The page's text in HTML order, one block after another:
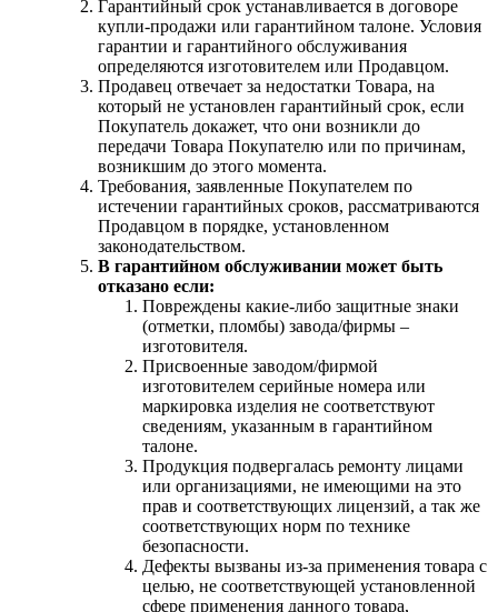
Гарантийный срок устанавливается в договоре
купли-продажи или гарантийном талоне. Условия
гарантии и гарантийного обслуживания
определяются изготовителем или Продавцом.
Продавец отвечает за недостатки Товара, на
который не установлен гарантийный срок, если
Покупатель докажет, что они возникли до
передачи Товара Покупателю или по причинам,
возникшим до этого момента.
Требования, заявленные Покупателем по
истечении гарантийных сроков, рассматриваются
Продавцом в порядке, установленном
законодательством.
В гарантийном обслуживании может быть
отказано если:
Повреждены какие-либо защитные знаки
(отметки, пломбы) завода/фирмы –
изготовителя.
Присвоенные заводом/фирмой
изготовителем серийные номера или
маркировка изделия не соответствуют
сведениям, указанным в гарантийном
талоне.
Продукция подвергалась ремонту лицами
или организациями, не имеющими на это
прав и соответствующих лицензий, а так же
соответствующих норм по технике
безопасности.
Дефекты вызваны из-за применения товара с
целью, не соответствующей установленной
сфере применения данного товара,